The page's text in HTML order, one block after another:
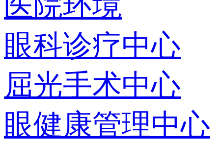
眼科诊疗中心
屈光手术中心
眼健康管理中心